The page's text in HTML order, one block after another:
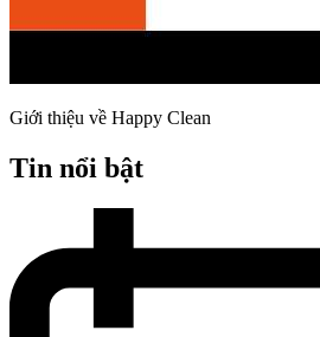
Giới thiệu về Happy Clean
Tin nổi bật